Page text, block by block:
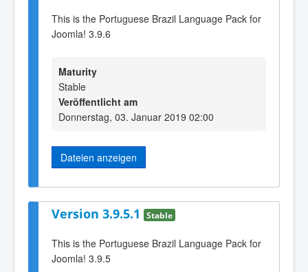
This is the Portuguese Brazil Language Pack for
Joomla! 3.9.6
Maturity
Stable
Veröffentlicht am
Donnerstag, 03. Januar 2019 02:00
Dateien anzeigen
Version 3.9.5.1 Stable
This is the Portuguese Brazil Language Pack for
Joomla! 3.9.5